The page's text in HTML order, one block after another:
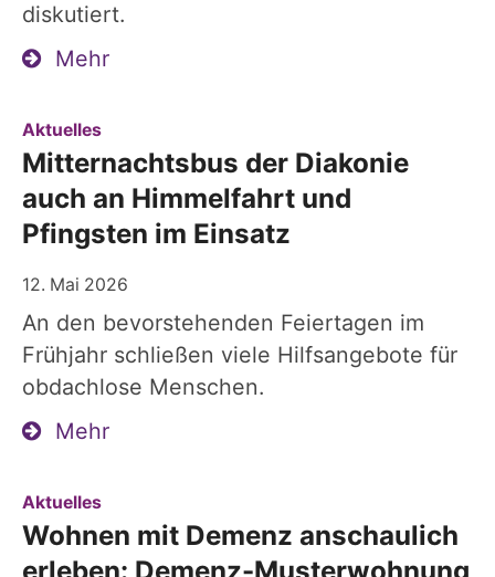
diskutiert.
Mehr
Aktuelles:
Mitternachtsbus der Diakonie
auch an Himmelfahrt und
Pfingsten im Einsatz
12. Mai 2026
An den bevorstehenden Feiertagen im
Frühjahr schließen viele Hilfsangebote für
obdachlose Menschen.
Mehr
Aktuelles:
Wohnen mit Demenz anschaulich